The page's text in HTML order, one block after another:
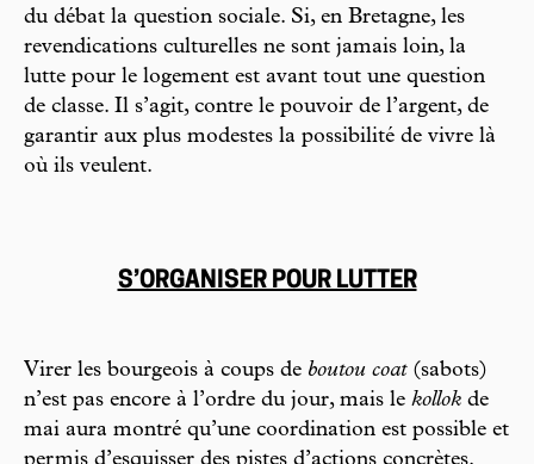
du débat la question sociale. Si, en Bretagne, les
revendications culturelles ne sont jamais loin, la
lutte pour le logement est avant tout une question
de classe. Il s’agit, contre le pouvoir de l’argent, de
garantir aux plus modestes la possibilité de vivre là
où ils veulent.
S’ORGANISER POUR LUTTER
Virer les bourgeois à coups de boutou coat(sabots)
n’est pas encore à l’ordre du jour, mais le kollok de
mai aura montré qu’une coordination est possible et